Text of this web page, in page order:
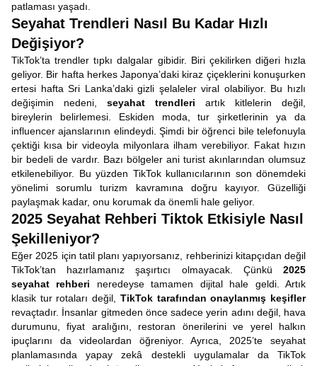
patlaması yaşadı.
Seyahat Trendleri Nasıl Bu Kadar Hızlı
Değişiyor?
TikTok’ta trendler tıpkı dalgalar gibidir. Biri çekilirken diğeri hızla
geliyor. Bir hafta herkes Japonya’daki kiraz çiçeklerini konuşurken
ertesi hafta Sri Lanka’daki gizli şelaleler viral olabiliyor. Bu hızlı
değişimin nedeni, seyahat trendleri artık kitlelerin değil,
bireylerin belirlemesi. Eskiden moda, tur şirketlerinin ya da
influencer ajanslarının elindeydi. Şimdi bir öğrenci bile telefonuyla
çektiği kısa bir videoyla milyonlara ilham verebiliyor. Fakat hızın
bir bedeli de vardır. Bazı bölgeler ani turist akınlarından olumsuz
etkilenebiliyor. Bu yüzden TikTok kullanıcılarının son dönemdeki
yönelimi sorumlu turizm kavramına doğru kayıyor. Güzelliği
paylaşmak kadar, onu korumak da önemli hale geliyor.
2025 Seyahat Rehberi Tiktok Etkisiyle Nasıl
Şekilleniyor?
Eğer 2025 için tatil planı yapıyorsanız, rehberinizi kitapçıdan değil
TikTok’tan hazırlamanız şaşırtıcı olmayacak. Çünkü 2025
seyahat rehberi neredeyse tamamen dijital hale geldi. Artık
klasik tur rotaları değil, TikTok tarafından onaylanmış keşifler
revaçtadır. İnsanlar gitmeden önce sadece yerin adını değil, hava
durumunu, fiyat aralığını, restoran önerilerini ve yerel halkın
ipuçlarını da videolardan öğreniyor. Ayrıca, 2025’te seyahat
planlamasında yapay zekâ destekli uygulamalar da TikTok